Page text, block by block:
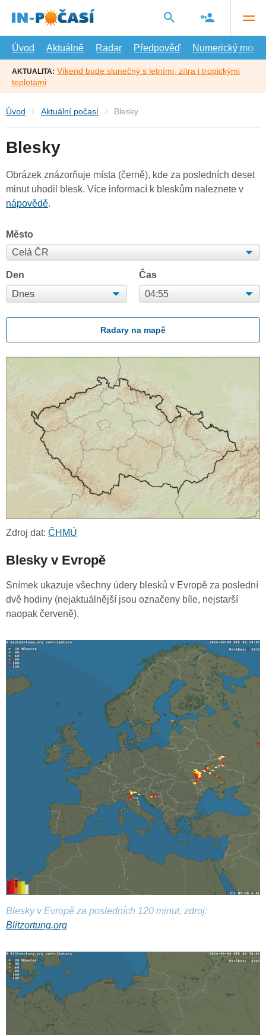
hlavní
Úvod
Aktuálně Radar Předpověď Numerický model
AKTUALITA: Víkend bude slunečný s letními, zítra i tropickými
teplotami
Úvod Aktuální počasí Blesky
Blesky
Obrázek znázorňuje místa (černě), kde za posledních deset
minut uhodil blesk. Více informací k bleskům naleznete v
nápovědě.
Město
Den Čas
Radary na mapě
Zdroj dat: ČHMÚ
Blesky v Evropě
Snímek ukazuje všechny údery blesků v Evropě za poslední
dvě hodiny (nejaktuálnější jsou označeny bíle, nejstarší
naopak červeně).
Blesky v Evropě za posledních 120 minut, zdroj:
Blitzortung.org